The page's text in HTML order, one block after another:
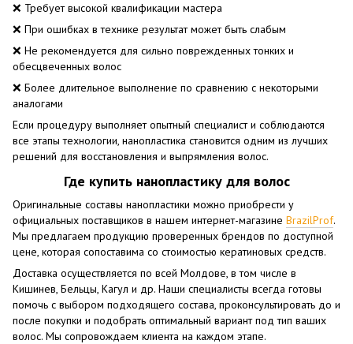
❌ Требует высокой квалификации мастера
❌ При ошибках в технике результат может быть слабым
❌ Не рекомендуется для сильно поврежденных тонких и
обесцвеченных волос
❌ Более длительное выполнение по сравнению с некоторыми
аналогами
Если процедуру выполняет опытный специалист и соблюдаются
все этапы технологии, нанопластика становится одним из лучших
решений для восстановления и выпрямления волос.
Где купить нанопластику для волос
Оригинальные составы нанопластики можно приобрести у
официальных поставщиков в нашем интернет-магазине BrazilProf.
Мы предлагаем продукцию проверенных брендов по доступной
цене, которая сопоставима со стоимостью кератиновых средств.
Доставка осуществляется по всей Молдове, в том числе в
Кишинев, Бельцы, Кагул и др. Наши специалисты всегда готовы
помочь с выбором подходящего состава, проконсультировать до и
после покупки и подобрать оптимальный вариант под тип ваших
волос. Мы сопровождаем клиента на каждом этапе.